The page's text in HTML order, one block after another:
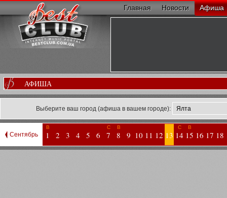
Главная Новости Афиша
АФИША
Выберите ваш город (афиша в вашем городе):
Сентябрь
В
1 2 3 4 5 6
С
7
В
8 9 10 11 12 13
С
14
В
15 16 17 18